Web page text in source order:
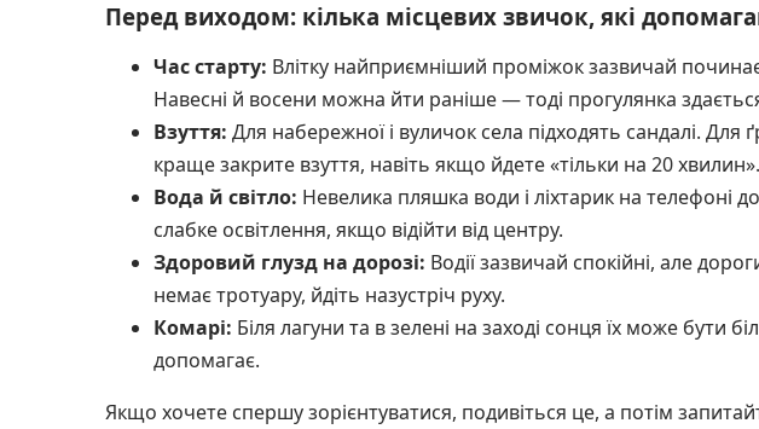
Перед виходом: кілька місцевих звичок, які
Час старту: Влітку найприємніший проміжок зазвичай
Навесні й восени можна йти раніше — тоді прогулянка
Взуття: Для набережної і вуличок села підходять сандалі. Для
краще закрите взуття, навіть якщо йдете «тільки на 20 хвилин».
Вода й світло: Невелика пляшка води і ліхтарик на телефоні
слабке освітлення, якщо відійти від центру.
Здоровий глузд на дорозі: Водії зазвичай спокійні, але
немає тротуару, йдіть назустріч руху.
Комарі: Біля лагуни та в зелені на заході сонця їх може бути
допомагає.
Якщо хочете спершу зорієнтуватися, подивіться це, а потім